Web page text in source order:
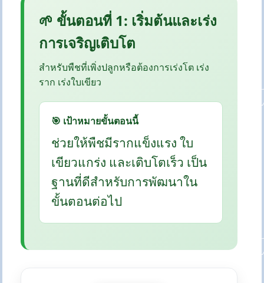
🌱 ขั้นตอนที่ 1: เริ่มต้นและเร่ง
การเจริญเติบโต
สำหรับพืชที่เพิ่งปลูกหรือต้องการเร่งโต เร่ง
ราก เร่งใบเขียว
🎯 เป้าหมายขั้นตอนนี้
ช่วยให้พืชมีรากแข็งแรง ใบ
เขียวแกร่ง และเติบโตเร็ว เป็น
ฐานที่ดีสำหรับการพัฒนาใน
ขั้นตอนต่อไป